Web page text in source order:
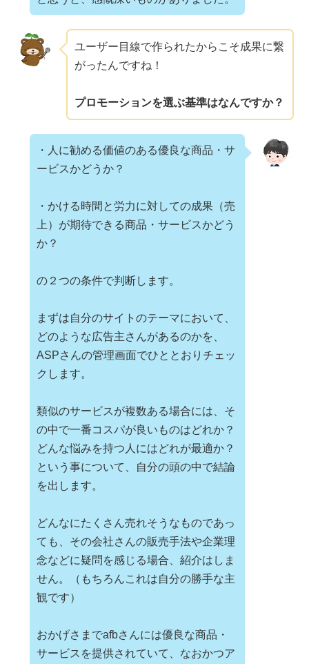
ユーザー目線で作られたからこそ成果に繋
がったんですね！
プロモーションを選ぶ基準はなんですか？
・人に勧める価値のある優良な商品・サ
ービスかどうか？
・かける時間と労力に対しての成果（売
上）が期待できる商品・サービスかどう
か？
の２つの条件で判断します。
まずは自分のサイトのテーマにおいて、
どのような広告主さんがあるのかを、
ASPさんの管理画面でひととおりチェッ
クします。
類似のサービスが複数ある場合には、そ
の中で一番コスパが良いものはどれか？
どんな悩みを持つ人にはどれが最適か？
という事について、自分の頭の中で結論
を出します。
どんなにたくさん売れそうなものであっ
ても、その会社さんの販売手法や企業理
念などに疑問を感じる場合、紹介はしま
せん。（もちろんこれは自分の勝手な主
観です）
おかげさまでafbさんには優良な商品・
サービスを提供されていて、なおかつア